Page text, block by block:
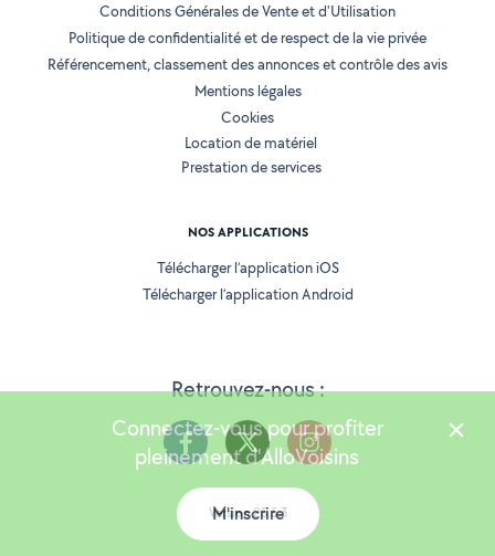
Retrouvez-nous :
Conditions Générales de Vente et d'Utilisation
Politique de confidentialité et de respect de la vie privée
Référencement, classement des annonces et contrôle des avis
Mentions légales
Cookies
Location de matériel
Prestation de services
NOS APPLICATIONS
Télécharger l’application iOS
Télécharger l’application Android
Version 25.5.3
Connectez-vous pour profiter
pleinement d'AlloVoisins
M'inscrire